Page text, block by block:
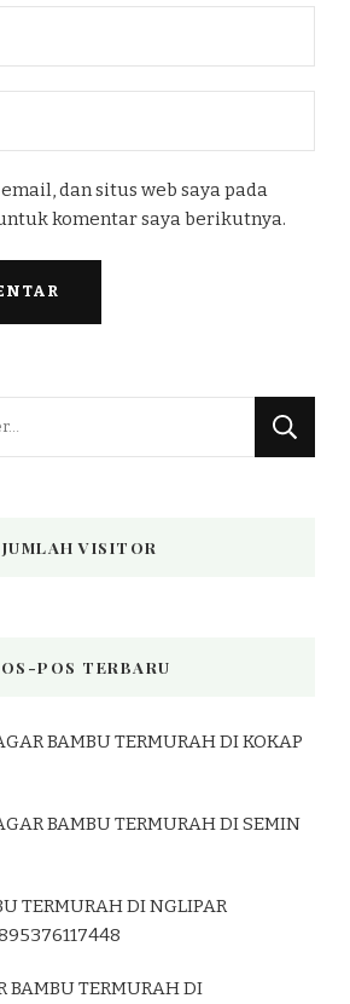
dan situs web saya pada
komentar saya berikutnya.
JUMLAH VISITOR
POS TERBARU
BAMBU TERMURAH DI KOKAP
BAMBU TERMURAH DI SEMIN
TERMURAH DI NGLIPAR
BAMBU TERMURAH DI